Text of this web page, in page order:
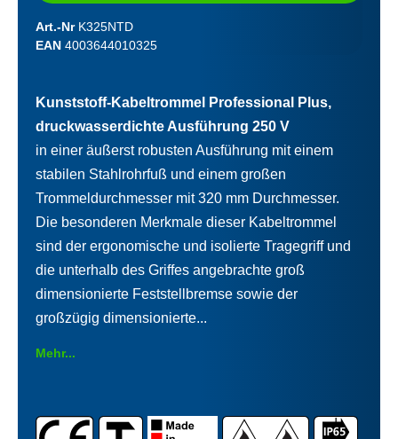
Art.-Nr K325NTD
EAN 4003644010325
Kunststoff-Kabeltrommel Professional Plus,
druckwasserdichte Ausführung 250 V
in einer äußerst robusten Ausführung mit einem
stabilen Stahlrohrfuß und einem großen
Trommeldurchmesser mit 320 mm Durchmesser.
Die besonderen Merkmale dieser Kabeltrommel
sind der ergonomische und isolierte Tragegriff und
die unterhalb des Griffes angebrachte groß
dimensionierte Feststellbremse sowie der
großzügig dimensionierte...
Mehr...